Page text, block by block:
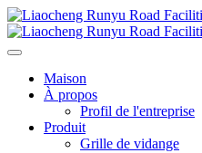
Maison
À propos
Profil de l'entreprise
Produit
Grille de vidange